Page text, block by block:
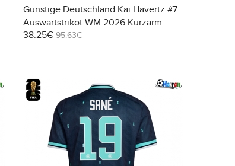
Günstige Deutschland Kai Havertz #7
Auswärtstrikot WM 2026 Kurzarm
38.25€ 95.63€